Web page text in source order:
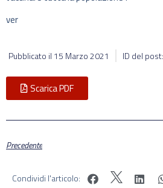
ver
Pubblicato il 15 Marzo 2021 ID del
Scarica PDF
Precedente
Condividi l'articolo: